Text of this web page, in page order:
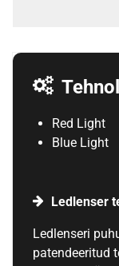
Red Light
Blue Light
Ledlenser
Ledlenseri
patendeeritud